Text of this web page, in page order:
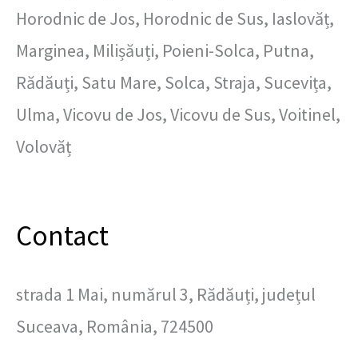
Horodnic de Jos, Horodnic de Sus, Iaslovăț,
Marginea, Milișăuți, Poieni-Solca, Putna,
Rădăuți, Satu Mare, Solca, Straja, Sucevița,
Ulma, Vicovu de Jos, Vicovu de Sus, Voitinel,
Volovăț
Contact
strada 1 Mai, numărul 3, Rădăuți, județul
Suceava, România, 724500